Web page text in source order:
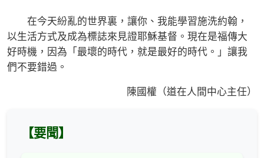
在今天紛亂的世界裏，讓你、我能學習施洗約翰，
以生活方式及成為標誌來見證耶穌基督。現在是福傳大
好時機，因為「最壞的時代，就是最好的時代。」讓我
們不要錯過。
陳國權（道在人間中心主任）
【要聞】